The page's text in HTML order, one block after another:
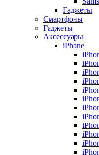
Гаджеты
Смартфоны
Гаджеты
Аксессуары
iPhone